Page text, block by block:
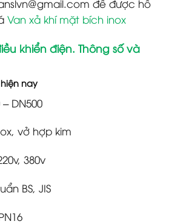
để được hỗ
Van xả khí mặt bích inox
khiển điện. Thông số và
nay
DN500
vở hợp kim
380v
BS, JIS